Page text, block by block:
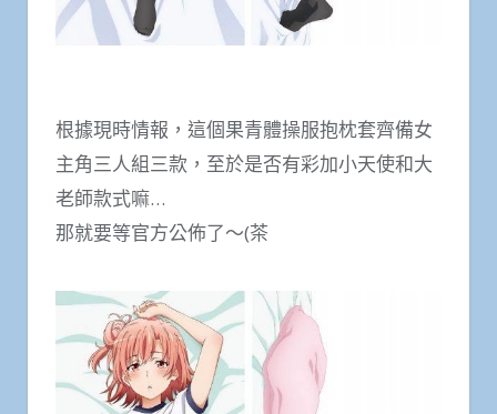
根據現時情報，這個果青體操服抱枕套齊備女
主角三人組三款，至於是否有彩加小天使和大
老師款式嘛…
那就要等官方公佈了～(茶